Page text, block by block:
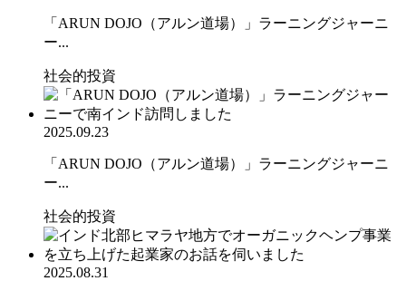
「ARUN DOJO（アルン道場）」ラーニングジャーニ
ー...
社会的投資
2025.09.23
「ARUN DOJO（アルン道場）」ラーニングジャーニ
ー...
社会的投資
2025.08.31